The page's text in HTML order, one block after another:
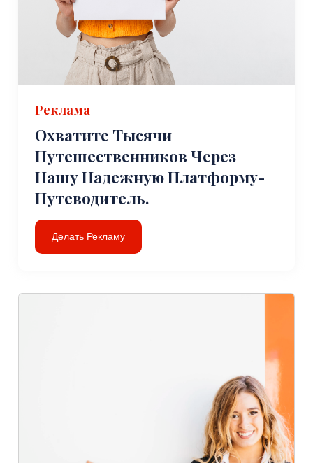
Реклама
Охватите Тысячи
Путешественников Через
Нашу Надежную Платформу-
Путеводитель.
Делать Рекламу